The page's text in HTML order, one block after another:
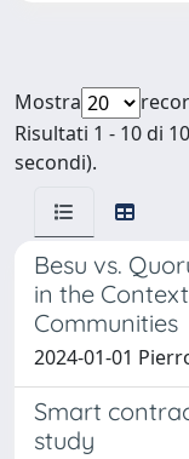
Mostra
Risultati 1 - 10 di
secondi).
Besu vs.
in the
Communities
2024-01-01
Smart
study